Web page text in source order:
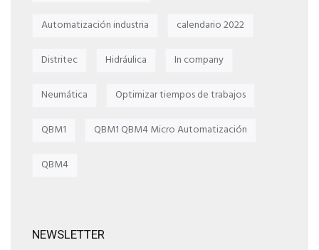
Automatización industria calendario 2022
Distritec Hidráulica In company
Neumática Optimizar tiempos de trabajos
QBM1 QBM1 QBM4 Micro Automatización
QBM4
NEWSLETTER